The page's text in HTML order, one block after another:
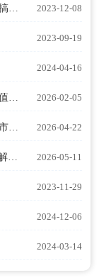
农兽药残留检测仪：确保食品安全，一机搞定农兽药残留检测 2023-12-08
2023-09-19
2024-04-16
市场透视：高智能食品安全检测仪品牌价值与价格趋势报告 2026-02-05
高精度液体颗粒计数器性能比拼：2026年市场口碑品牌推荐｜优云谱YP-YK实力入选 2026-04-22
【FAQ问答】便携式明渠流量计常见问题解答(20个高频问题全覆盖) 2026-05-11
2023-11-29
2024-12-06
2024-03-14